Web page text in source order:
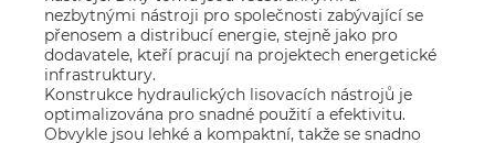
nezbytnými nástroji pro společnosti zabývající se
přenosem a distribucí energie, stejně jako pro
dodavatele, kteří pracují na projektech energetické
infrastruktury.
Konstrukce hydraulických lisovacích nástrojů je
optimalizována pro snadné použití a efektivitu.
Obvykle jsou lehké a kompaktní, takže se snadno